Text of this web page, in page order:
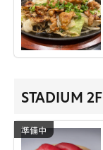
STADIUM 2F